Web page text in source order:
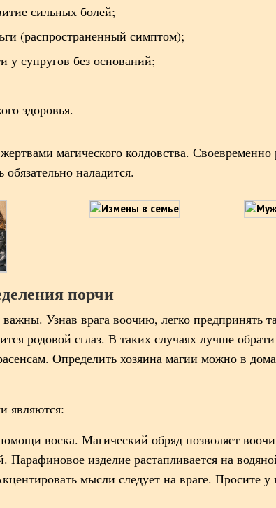
сильных болей;
(распространенный симптом);
у супругов без оснований;
здоровья.
магического колдовства. Своевременно
наладится.
порчи
Узнав врага воочию, легко предпринять
родовой сглаз. В таких случаях лучше
Определить хозяина магии можно в
являются:
воска. Магический обряд позволяет
Парафиновое изделие растапливается на
мысли следует на враге.